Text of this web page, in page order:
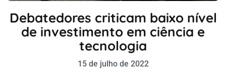
Debatedores criticam baixo nível
de investimento em ciência e
tecnologia
15 de julho de 2022